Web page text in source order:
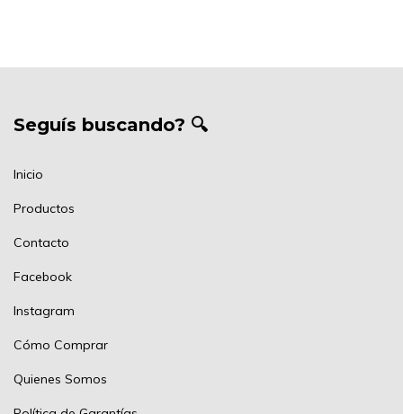
Seguís buscando? 🔍
Inicio
Productos
Contacto
Facebook
Instagram
Cómo Comprar
Quienes Somos